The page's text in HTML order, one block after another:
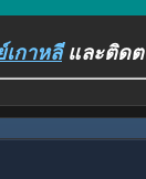
เกาหลีและติดต